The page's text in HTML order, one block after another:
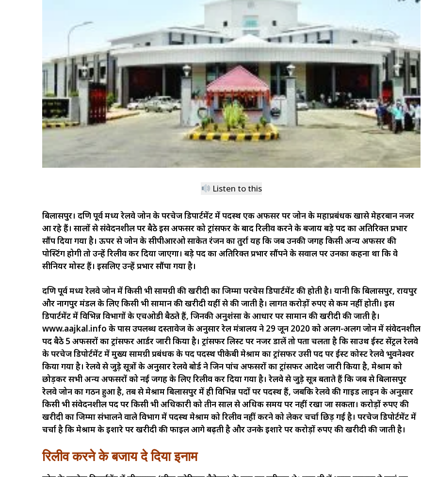
Listen to this
बिलासपुर। दक्षिण पूर्व मध्य रेलवे जोन के परचेज डिपार्टमेंट में पदस्थ एक अफसर पर जोन के महाप्रबंधक खासे मेहरबान नजर
आ रहे हैं। सालों से संवेदनशील पर बैठे इस अफसर को ट्रांसफर के बाद रिलीव करने के बजाय बड़े पद का अतिरिक्त प्रभार
सौंप दिया गया है। ऊपर से जोन के सीपीआरओ साकेत रंजन का तुर्रा यह कि जब उनकी जगह किसी अन्य अफसर की
पोस्टिंग होगी तो उन्हें रिलीव कर दिया जाएगा। बड़े पद का अतिरिक्त प्रभार सौंपने के सवाल पर उनका कहना था कि वे
सीनियर मोस्ट हैं। इसलिए उन्हें प्रभार सौंपा गया है।
दक्षिण पूर्व मध्य रेलवे जोन में किसी भी सामग्री की खरीदी का जिम्मा परचेस डिपार्टमेंट की होती है। यानी कि बिलासपुर, रायपुर
और नागपुर मंडल के लिए किसी भी सामान की खरीदी यहीं से की जाती है। लागत करोड़ों रुपए से कम नहीं होती। इस
डिपार्टमेंट में विभिन्न विभागों के एचओडी बैठते हैं, जिनकी अनुशंसा के आधार पर सामान की खरीदी की जाती है।
www.aajkal.info के पास उपलब्ध दस्तावेज के अनुसार रेल मंत्रालय ने 29 जून 2020 को अलग-अलग जोन में संवेदनशील
पद बैठे 5 अफसरों का ट्रांसफर आर्डर जारी किया है। ट्रांसफर लिस्ट पर नजर डालें तो पता चलता है कि साउथ ईस्ट सेंट्रल रेलवे
के परचेज डिपोर्टमेंट में मुख्य सामग्री प्रबंधक के पद पदस्थ पीकेबी मेश्राम का ट्रांसफर उसी पद पर ईस्ट कोस्ट रेलवे भुवनेश्वर
किया गया है। रेलवे से जुड़े सूत्रों के अनुसार रेलवे बोर्ड ने जिन पांच अफसरों का ट्रांसफर आदेश जारी किया है, मेश्राम को
छोड़कर सभी अन्य अफसरों को नई जगह के लिए रिलीव कर दिया गया है। रेलवे से जुड़े सूत्र बताते हैं कि जब से बिलासपुर
रेलवे जोन का गठन हुआ है, तब से मेश्राम बिलासपुर में ही विभिन्न पदों पर पदस्थ हैं, जबकि रेलवे की गाइड लाइन के अनुसार
किसी भी संवेदनशील पद पर किसी भी अधिकारी को तीन साल से अधिक समय पर नहीं रखा जा सकता। करोड़ों रुपए की
खरीदी का जिम्मा संभालने वाले विभाग में पदस्थ मेश्राम को रिलीव नहीं करने को लेकर चर्चा छिड़ गई है। परचेज डिपोर्टमेंट में
चर्चा है कि मेश्राम के इशारे पर खरीदी की फाइल आगे बढ़ती है और उनके इशारे पर करोड़ों रुपए की खरीदी की जाती है।
रिलीव करने के बजाय दे दिया इनाम